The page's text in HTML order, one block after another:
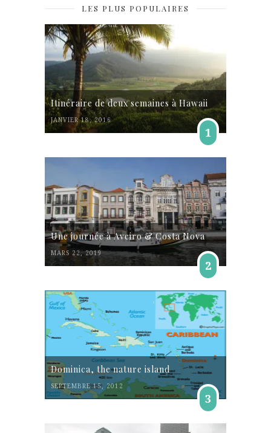
LES PLUS POPULAIRES
Itinéraire de deux semaines à Hawaii
JANVIER 18, 2016
1
Une journée à Aveiro & Costa Nova
MARS 22, 2019
2
Dominica, the nature island
SEPTEMBRE 15, 2012
3